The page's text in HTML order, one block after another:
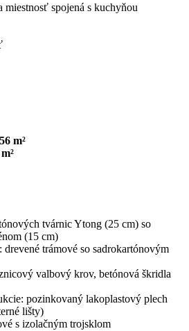
miestnosť spojená s kuchyňou
m²
tvárnic Ytong (25 cm) so
(15 cm)
drevené trámové so sadrokartónovým
valbový krov, betónová škridla
pozinkovaný lakoplastový plech
lišty)
s izolačným trojsklom